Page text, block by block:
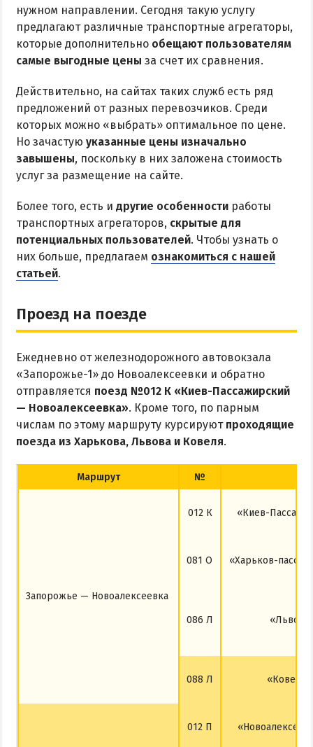
нужном направлении. Сегодня такую услугу
предлагают различные транспортные агрегаторы,
которые дополнительно обещают пользователям
самые выгодные цены за счет их сравнения.
Действительно, на сайтах таких служб есть ряд
предложений от разных перевозчиков. Среди
которых можно «выбрать» оптимальное по цене.
Но зачастую указанные цены изначально
завышены, поскольку в них заложена стоимость
услуг за размещение на сайте.
Более того, есть и другие особенности работы
транспортных агрегаторов, скрытые для
потенциальных пользователей. Чтобы узнать о
них больше, предлагаем ознакомиться с нашей
статьей.
Проезд на поезде
Ежедневно от железнодорожного автовокзала
«Запорожье-1» до Новоалексеевки и обратно
отправляется поезд №012 К «Киев-Пассажирский
— Новоалексеевка». Кроме того, по парным
числам по этому маршруту курсируют проходящие
поезда из Харькова, Львова и Ковеля.
Маршрут №
Запорожье — Новоалексеевка
012 К «Киев-
081 О «Харьков-
086 Л «Львов
088 Л «Ковель
012 П